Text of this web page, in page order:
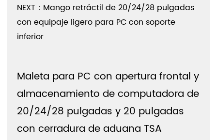
NEXT：Mango retráctil de 20/24/28 pulgadas
con equipaje ligero para PC con soporte
inferior
Maleta para PC con apertura frontal y
almacenamiento de computadora de
20/24/28 pulgadas y 20 pulgadas
con cerradura de aduana TSA